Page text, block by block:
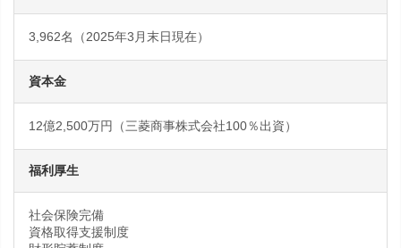
3,962名（2025年3月末日現在）
資本金
12億2,500万円（三菱商事株式会社100％出資）
福利厚生
社会保険完備
資格取得支援制度